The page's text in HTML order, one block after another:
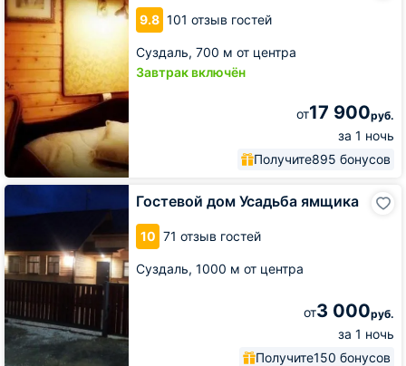
9.8 101 отзыв гостей
Суздаль, 700 м от центра
Завтрак включён
от17 900руб.
за 1 ночь
Получите895 бонусов
Ансута
Гостевой дом Усадьба ямщика
10 71 отзыв гостей
Суздаль, 1000 м от центра
от3 000руб.
за 1 ночь
Получите150 бонусов
Гостевой